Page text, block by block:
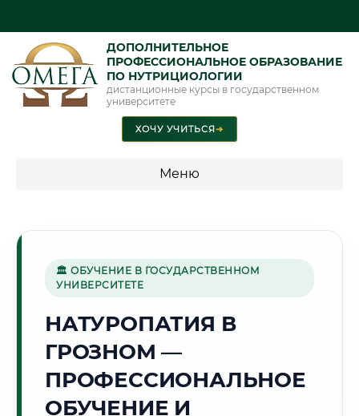
ДОПОЛНИТЕЛЬНОЕ
ПРОФЕССИОНАЛЬНОЕ ОБРАЗОВАНИЕ
ПО НУТРИЦИОЛОГИИ
дистанционные курсы в государственном
университете
ХОЧУ УЧИТЬСЯ➜
Меню
🕌
Г. ГРОЗНЫЙ
20:37:46
🏛 ОБУЧЕНИЕ В ГОСУДАРСТВЕННОМ
УНИВЕРСИТЕТЕ
НАТУРОПАТИЯ В
ГРОЗНОМ —
ПРОФЕССИОНАЛЬНОЕ
ОБУЧЕНИЕ И